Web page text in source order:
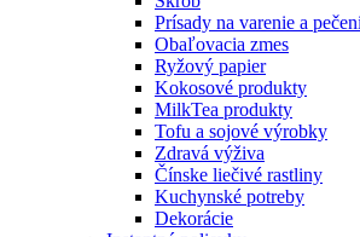
Prísady na varenie a
Obaľovacia zmes
Ryžový papier
Kokosové produkty
MilkTea produkty
Tofu a sojové výrobky
Zdravá výživa
Čínske liečivé rastliny
Kuchynské potreby
Dekorácie